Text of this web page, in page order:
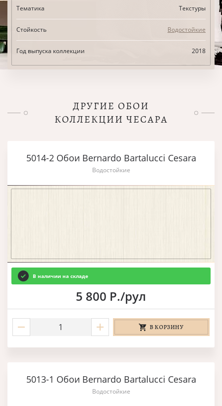
Тематика Текстуры
Стойкость Водостойкие
Год выпуска коллекции 2018
ДРУГИЕ ОБОИ
КОЛЛЕКЦИИ ЧЕСАРА
5014-2 Обои Bernardo Bartalucci Cesara
Водостойкие
В наличии на складе
5 800 Р./рул
В КОРЗИНУ
5013-1 Обои Bernardo Bartalucci Cesara
Водостойкие